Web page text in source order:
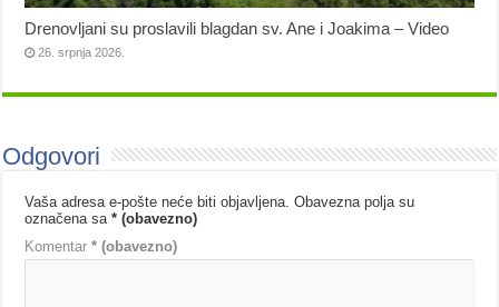
Drenovljani su proslavili blagdan sv. Ane i Joakima – Video
26. srpnja 2026.
Odgovori
Vaša adresa e-pošte neće biti objavljena. Obavezna polja su
označena sa* (obavezno)
Komentar* (obavezno)